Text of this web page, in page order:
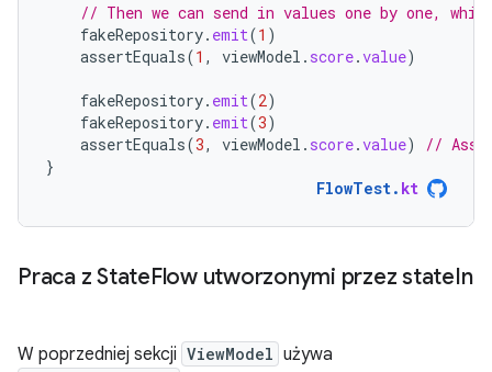
// Then we can send in values one by one,
fakeRepository. emit(1 )
assertEquals(1 , viewModel . score.value)
fakeRepository. emit(2)
fakeRepository. emit(3)
assertEquals(3, viewModel . score.value)
//
}
FlowTest. kt
Praca z StateFlow utworzonymi przez stateIn
W poprzedniej sekcji ViewModel używa